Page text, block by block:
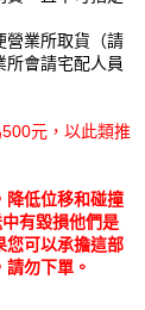
營業所取貨（請
會請宅配人員
元，以此類推
降低位移和碰撞
有毀損他們是
您可以承擔這部
勿下單。